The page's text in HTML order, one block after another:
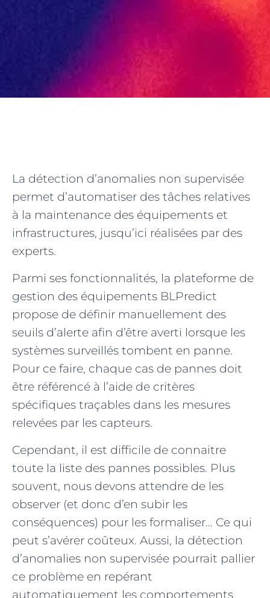
La détection d’anomalies non supervisée
permet d’automatiser des tâches relatives
à la maintenance des équipements et
infrastructures, jusqu’ici réalisées par des
experts.
Parmi ses fonctionnalités, la plateforme de
gestion des équipements BLPredict
propose de définir manuellement des
seuils d’alerte afin d’être averti lorsque les
systèmes surveillés tombent en panne.
Pour ce faire, chaque cas de pannes doit
être référencé à l’aide de critères
spécifiques traçables dans les mesures
relevées par les capteurs.
Cependant, il est difficile de connaitre
toute la liste des pannes possibles. Plus
souvent, nous devons attendre de les
observer (et donc d’en subir les
conséquences) pour les formaliser… Ce qui
peut s’avérer coûteux. Aussi, la détection
d’anomalies non supervisée pourrait pallier
ce problème en repérant
automatiquement les comportements